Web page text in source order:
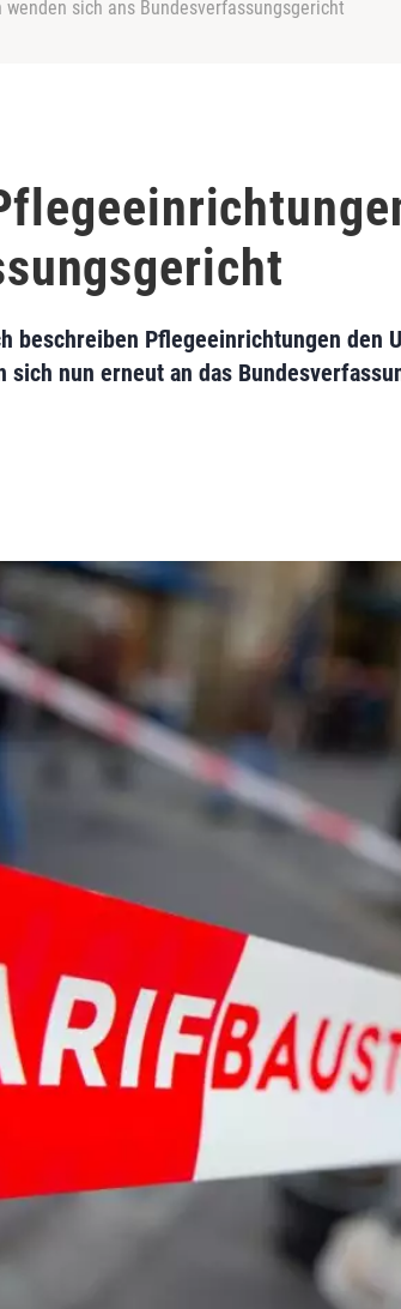
sich ans Bundesverfassungsgericht
beschreiben Pflegeeinrichtungen den
nun erneut an das